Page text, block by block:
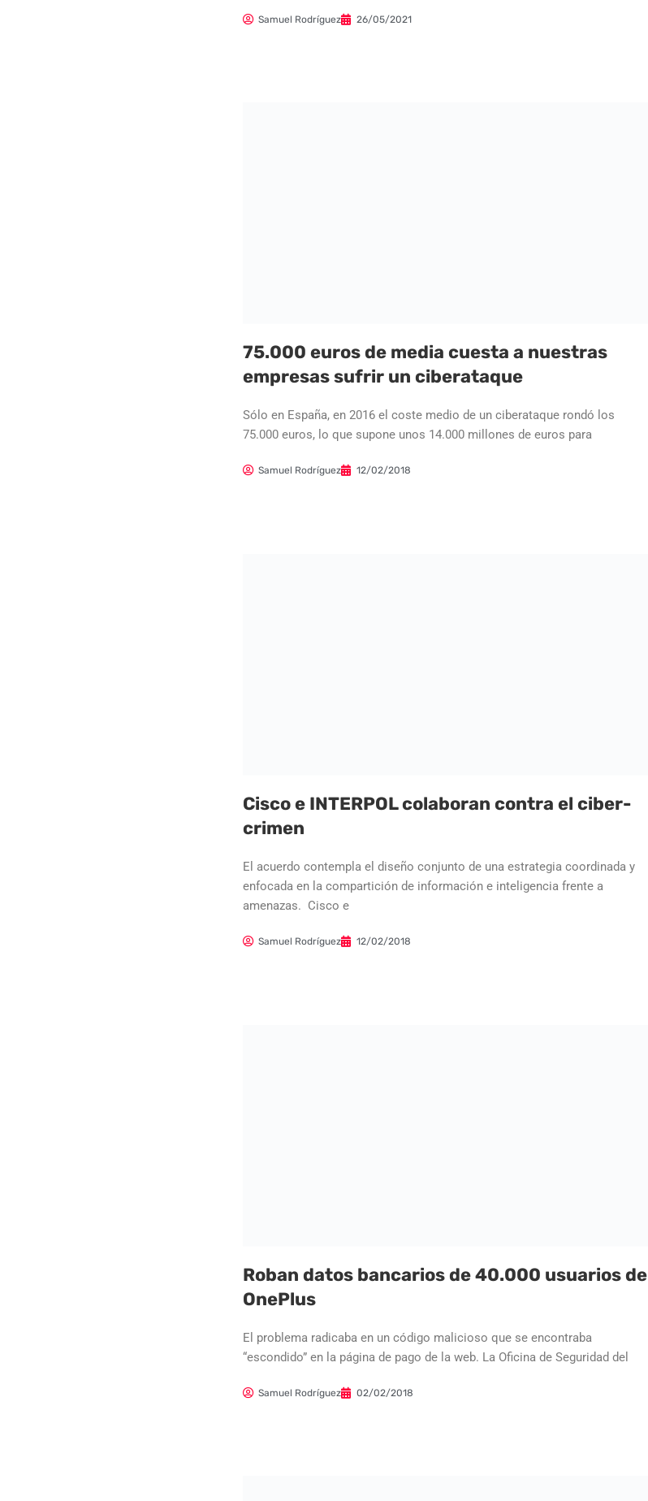
Samuel Rodríguez 26/05/2021
75.000 euros de media cuesta a nuestras
empresas sufrir un ciberataque
Sólo en España, en 2016 el coste medio de un ciberataque rondó los
75.000 euros, lo que supone unos 14.000 millones de euros para
Samuel Rodríguez 12/02/2018
Cisco e INTERPOL colaboran contra el ciber-
crimen
El acuerdo contempla el diseño conjunto de una estrategia coordinada y
enfocada en la compartición de información e inteligencia frente a
amenazas. Cisco e
Samuel Rodríguez 12/02/2018
Roban datos bancarios de 40.000 usuarios de
OnePlus
El problema radicaba en un código malicioso que se encontraba
“escondido” en la página de pago de la web. La Oficina de Seguridad del
Samuel Rodríguez 02/02/2018